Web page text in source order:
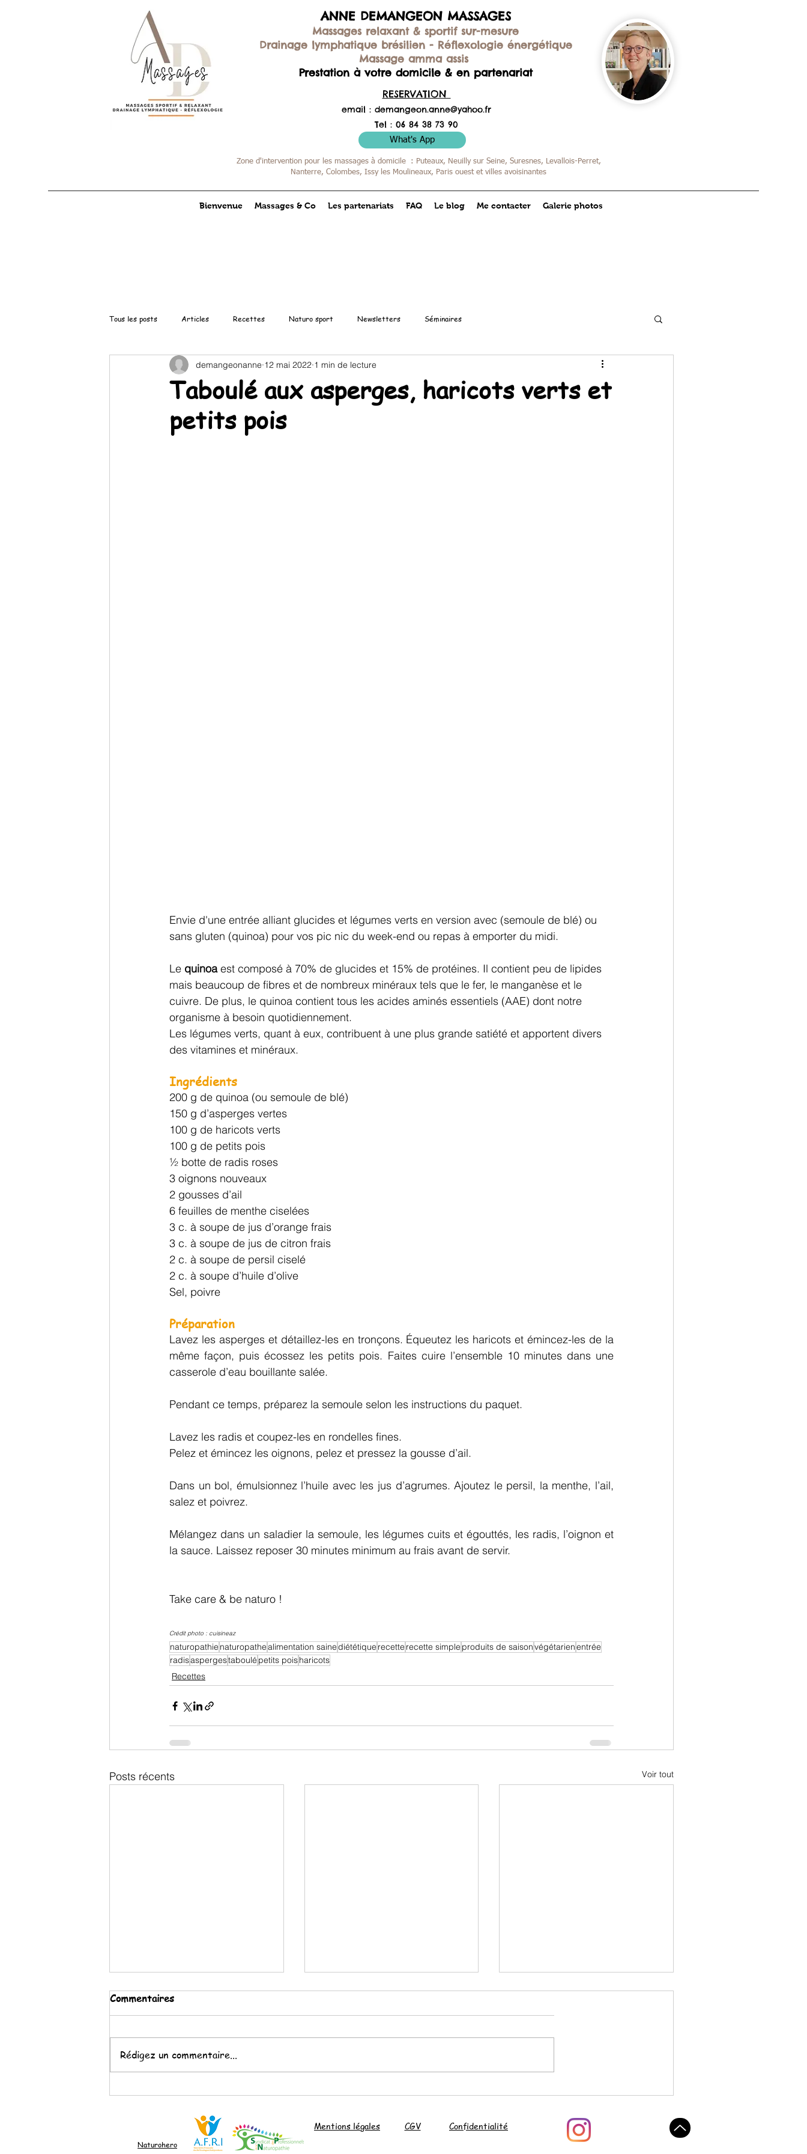
ANNE DEMANGEON MASSAGES
Massages relaxant & sportif sur-mesure
Drainage lymphatique brésilien - Réflexologie énergétique
Massage amma assis
Prestation à votre domicile & en partenariat
RESERVATION
email : demangeon.anne@yahoo.fr
Tel : 06 84 38 73 90
Zone d'intervention pour les massages à domicile : Puteaux, Neuilly sur Seine, Suresnes, Levallois-Perret,
Nanterre, Colombes, Issy les Moulineaux, Paris ouest et villes avoisinantes
What's App
Bienvenue Massages & Co Les partenariats FAQ Le blog Me contacter Galerie photos
Tous les posts Articles Recettes Naturo sport Newsletters Séminaires
Taboulé aux asperges, haricots verts et
petits pois
demangeonanne 12 mai 2022 1 min de lecture
Envie d'une entrée alliant glucides et légumes verts en version avec (semoule de blé) ou
sans gluten (quinoa) pour vos pic nic du week-end ou repas à emporter du midi.
Le quinoa est composé à 70% de glucides et 15% de protéines. Il contient peu de lipides
mais beaucoup de fibres et de nombreux minéraux tels que le fer, le manganèse et le
cuivre. De plus, le quinoa contient tous les acides aminés essentiels (AAE) dont notre
organisme à besoin quotidiennement.
Les légumes verts, quant à eux, contribuent à une plus grande satiété et apportent divers
des vitamines et minéraux.
Ingrédients
200 g de quinoa (ou semoule de blé)
150 g d’asperges vertes
100 g de haricots verts
100 g de petits pois
½ botte de radis roses
3 oignons nouveaux
2 gousses d’ail
6 feuilles de menthe ciselées
3 c. à soupe de jus d’orange frais
3 c. à soupe de jus de citron frais
2 c. à soupe de persil ciselé
2 c. à soupe d’huile d’olive
Sel, poivre
Préparation
Lavez les asperges et détaillez-les en tronçons. Équeutez les haricots et émincez-les de la
même façon, puis écossez les petits pois. Faites cuire l’ensemble 10 minutes dans une
casserole d’eau bouillante salée.
Pendant ce temps, préparez la semoule selon les instructions du paquet.
Lavez les radis et coupez-les en rondelles fines.
Pelez et émincez les oignons, pelez et pressez la gousse d’ail.
Dans un bol, émulsionnez l’huile avec les jus d’agrumes. Ajoutez le persil, la menthe, l’ail,
salez et poivrez.
Mélangez dans un saladier la semoule, les légumes cuits et égouttés, les radis, l’oignon et
la sauce. Laissez reposer 30 minutes minimum au frais avant de servir.
Take care & be naturo !
Crédit photo : cuisineaz
naturopathie naturopathealimentation sainediététique recette recette simple produits de saisonvégétarienentrée
radisaspergestaboulé petits poisharicots
Recettes
Posts récents Voir tout
Kéfir de fruits
Le pesto d'ail des ours
Commentaires
Rédigez un commentaire...
Naturohero
Mentions légales CGV Confidentialité